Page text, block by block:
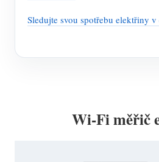
Sledujte svou spotřebu elektřiny
Wi-Fi měřič